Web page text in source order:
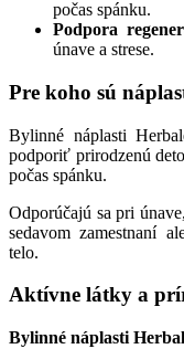
počas spánku.
Podpora
únave a strese.
Pre koho sú
Bylinné náplasti
podporiť prirodzenú
počas spánku.
Odporúčajú sa pri
sedavom zamestnaní
telo.
Aktívne látky a
Bylinné náplasti